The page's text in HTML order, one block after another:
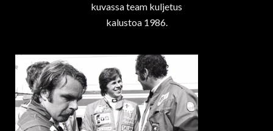
kuvassa team kuljetus
kalustoa 1986.